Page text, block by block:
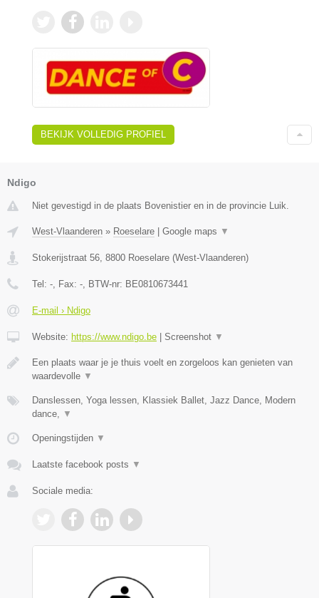
BEKIJK VOLLEDIG PROFIEL
Ndigo
Niet gevestigd in de plaats Bovenistier en in de provincie Luik.
West-Vlaanderen » Roeselare Google maps ▼
Stokerijstraat 56 8800 Roeselare (West-Vlaanderen)
Tel: - , Fax: - , BTW-nr: BE0810673441
E-mail › Ndigo
Website: https://www.ndigo.be Screenshot ▼
Een plaats waar je je thuis voelt en zorgeloos kan genieten van
waardevolle ▼
Danslessen, Yoga lessen, Klassiek Ballet, Jazz Dance, Modern
dance,
▼
Openingstijden ▼
Laatste facebook posts ▼
Sociale media: